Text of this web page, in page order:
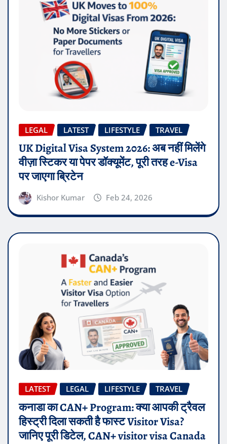
LEGAL LATEST LIFESTYLE TRAVEL
UK Digital Visa System 2026: अब नहीं मिलेंगे
वीज़ा स्टिकर या पेपर डॉक्यूमेंट, पूरी तरह e-Visa
पर जाएगा ब्रिटेन
Kishor Kumar Feb 24, 2026
LATEST LEGAL LIFESTYLE TRAVEL
कनाडा का CAN+ Program: क्या आपकी ट्रैवल
हिस्ट्री दिला सकती है फास्ट Visitor Visa?
जानिए पूरी डिटेल, CAN+ visitor visa Canada